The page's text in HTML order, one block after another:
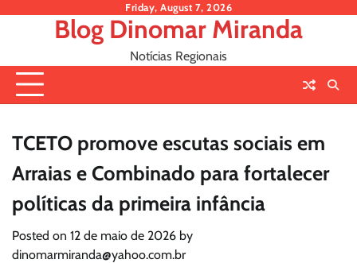
Friday, August 7, 2026
Blog Dinomar Miranda
Notícias Regionais
TCETO promove escutas sociais em
Arraias e Combinado para fortalecer
políticas da primeira infância
Posted on 12 de maio de 2026 by
dinomarmiranda@yahoo.com.br